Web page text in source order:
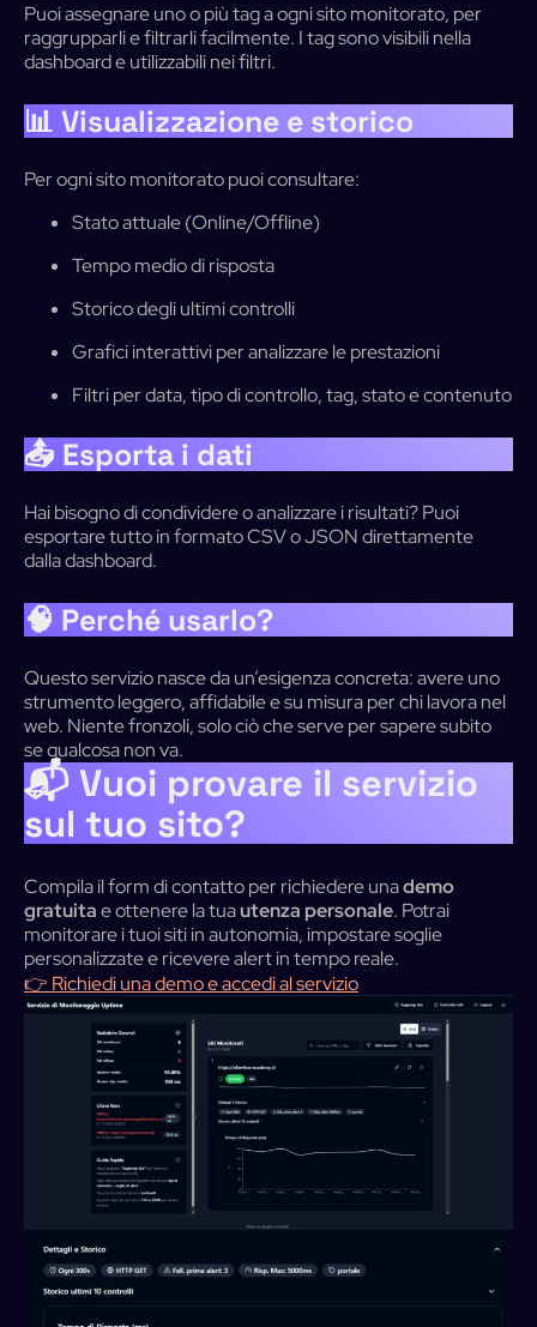
Puoi assegnare uno o più tag a ogni sito monitorato, per
raggrupparli e filtrarli facilmente. I tag sono visibili nella
dashboard e utilizzabili nei filtri.
📊 Visualizzazione e storico
Per ogni sito monitorato puoi consultare:
Stato attuale (Online/Offline)
Tempo medio di risposta
Storico degli ultimi controlli
Grafici interattivi per analizzare le prestazioni
Filtri per data, tipo di controllo, tag, stato e contenuto
📤 Esporta i dati
Hai bisogno di condividere o analizzare i risultati? Puoi
esportare tutto in formato CSV o JSON direttamente
dalla dashboard.
🧠 Perché usarlo?
Questo servizio nasce da un’esigenza concreta: avere uno
strumento leggero, affidabile e su misura per chi lavora nel
web. Niente fronzoli, solo ciò che serve per sapere subito
se qualcosa non va.
📬 Vuoi provare il servizio
sul tuo sito?
Compila il form di contatto per richiedere unademo
gratuitae ottenere la tuautenza personale. Potrai
monitorare i tuoi siti in autonomia, impostare soglie
personalizzate e ricevere alert in tempo reale.
👉 Richiedi una demo e accedi al servizio